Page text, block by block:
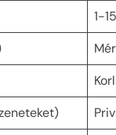
1-